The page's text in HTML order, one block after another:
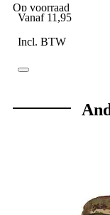
Op voorraad
Vanaf 11,95
Incl. BTW